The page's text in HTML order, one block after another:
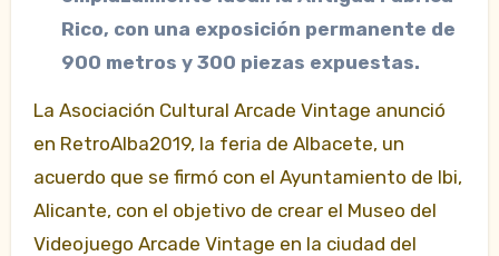
Rico, con una exposición permanente de
900 metros y 300 piezas expuestas.
La Asociación Cultural Arcade Vintage anunció
en RetroAlba2019, la feria de Albacete, un
acuerdo que se firmó con el Ayuntamiento de Ibi,
Alicante, con el objetivo de crear el Museo del
Videojuego Arcade Vintage en la ciudad del